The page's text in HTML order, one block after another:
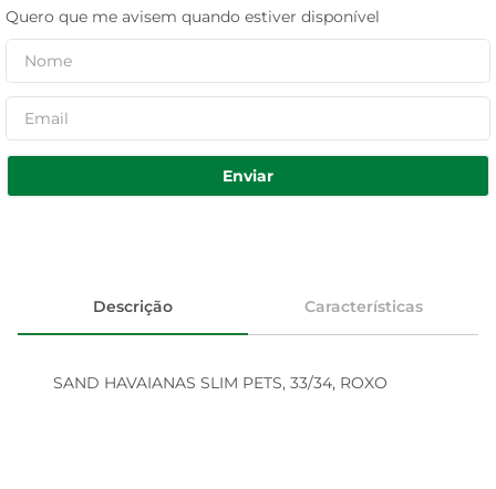
Quero que me avisem quando estiver disponível
Enviar
Descrição Características
SAND HAVAIANAS SLIM PETS, 33/34, ROXO